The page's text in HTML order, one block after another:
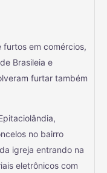
em comércios,
Brasileia e
furtar também
no bairro
igreja entrando na
eletrônicos com